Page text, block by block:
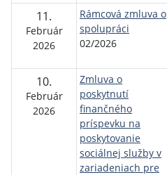
11.
Február
2026
Rámcová zmluva o
spolupráci
02/2026
10.
Február
2026
Zmluva o
poskytnutí
finančného
príspevku na
poskytovanie
sociálnej služby v
zariadeniach pre